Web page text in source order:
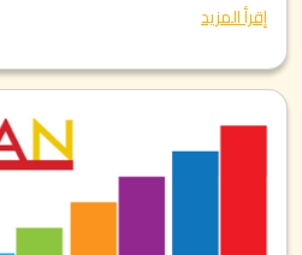
إقرأ المزيد